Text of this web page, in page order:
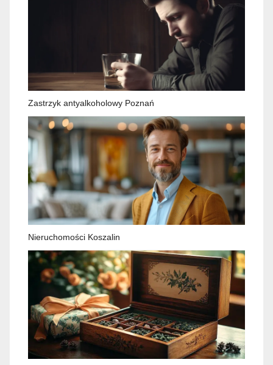
Zastrzyk antyalkoholowy Poznań
Nieruchomości Koszalin